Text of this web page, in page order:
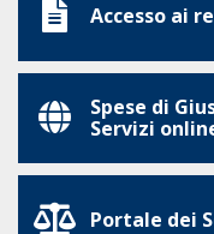
Accesso ai
Spese di
Servizi
Portale dei